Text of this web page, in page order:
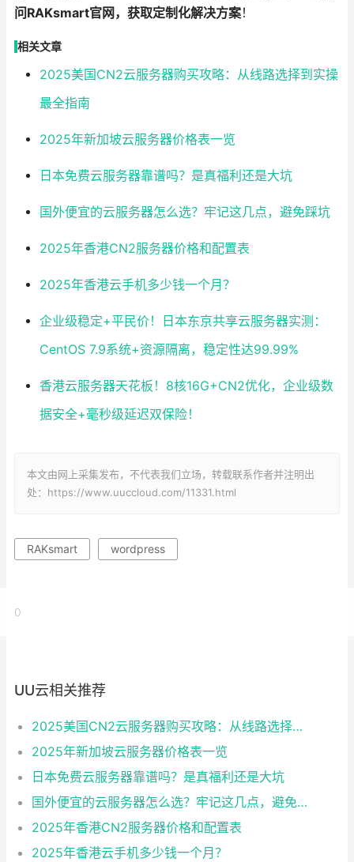
问RAKsmart官网，获取定制化解决方案！
相关文章
2025美国CN2云服务器购买攻略：从线路选择到实操
最全指南
2025年新加坡云服务器价格表一览
日本免费云服务器靠谱吗？是真福利还是大坑
国外便宜的云服务器怎么选？牢记这几点，避免踩坑
2025年香港CN2服务器价格和配置表
2025年香港云手机多少钱一个月？
企业级稳定+平民价！日本东京共享云服务器实测：
CentOS 7.9系统+资源隔离，稳定性达99.99%
香港云服务器天花板！8核16G+CN2优化，企业级数
据安全+毫秒级延迟双保险！
本文由网上采集发布，不代表我们立场，转载联系作者并注明出
处：https://www.uuccloud.com/11331.html
RAKsmart wordpress
0
UU云相关推荐
2025美国CN2云服务器购买攻略：从线路选择到实操最全指南
2025年新加坡云服务器价格表一览
日本免费云服务器靠谱吗？是真福利还是大坑
国外便宜的云服务器怎么选？牢记这几点，避免踩坑
2025年香港CN2服务器价格和配置表
2025年香港云手机多少钱一个月？